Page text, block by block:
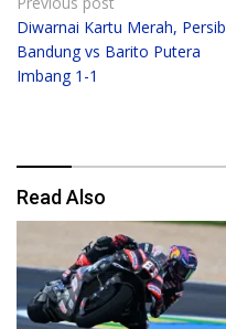
navigation
Diwarnai Kartu Merah, Persib
Bandung vs Barito Putera
Imbang 1-1
Read Also